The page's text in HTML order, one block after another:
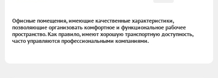
Офисные помещения, имеющие качественные характеристики,
позволяющие организовать комфортное и функциональное рабочее
пространство. Как правило, имеют хорошую транспортную доступность,
часто управляются профессиональными компаниями.